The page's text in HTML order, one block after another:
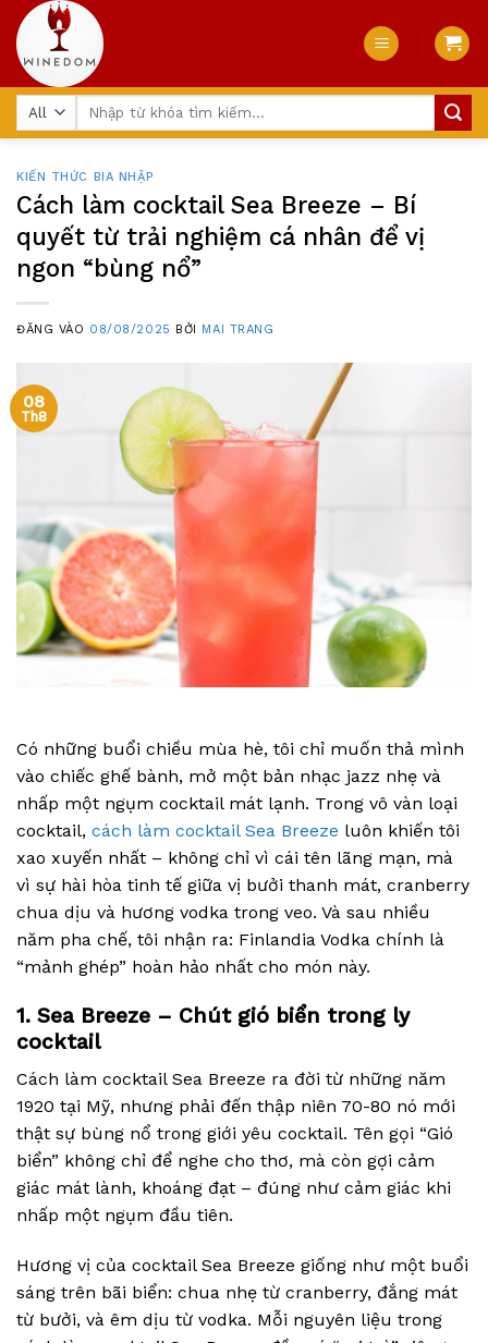
Skip
content
KIẾN THỨC BIA NHẬP
Cách làm cocktail Sea Breeze – Bí
quyết từ trải nghiệm cá nhân để vị
ngon “bùng nổ”
ĐĂNG VÀO 08/08/2025 BỞI MAI TRANG
08
Th8
Có những buổi chiều mùa hè, tôi chỉ muốn thả mình
vào chiếc ghế bành, mở một bản nhạc jazz nhẹ và
nhấp một ngụm cocktail mát lạnh. Trong vô vàn loại
cocktail, cách làm cocktail Sea Breeze luôn khiến tôi
xao xuyến nhất – không chỉ vì cái tên lãng mạn, mà
vì sự hài hòa tinh tế giữa vị bưởi thanh mát, cranberry
chua dịu và hương vodka trong veo. Và sau nhiều
năm pha chế, tôi nhận ra: Finlandia Vodka chính là
“mảnh ghép” hoàn hảo nhất cho món này.
1. Sea Breeze – Chút gió biển trong ly
cocktail
Cách làm cocktail Sea Breeze ra đời từ những năm
1920 tại Mỹ, nhưng phải đến thập niên 70-80 nó mới
thật sự bùng nổ trong giới yêu cocktail. Tên gọi “Gió
biển” không chỉ để nghe cho thơ, mà còn gợi cảm
giác mát lành, khoáng đạt – đúng như cảm giác khi
nhấp một ngụm đầu tiên.
Hương vị của cocktail Sea Breeze giống như một buổi
sáng trên bãi biển: chua nhẹ từ cranberry, đắng mát
từ bưởi, và êm dịu từ vodka. Mỗi nguyên liệu trong